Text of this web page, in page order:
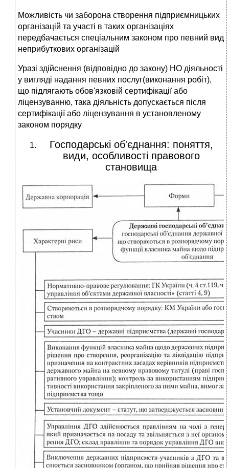
Можливість чи заборона створення підприємницьких
організацій та участі в таких організаці­ях
передбачається спеціальним законом про певний вид
неприбуткових організацій
Уразі здійснення (відповідно до закону) НО діяльності
у вигляді надання певних послуг(виконання робіт),
що підлягають обов'язковій сертифікації або
ліцензуванню, така діяльність допускається після
сертифікації або ліцензування в установленому
законом порядку
Господарські об'єднання: поняття,
види, особливості правового
становища